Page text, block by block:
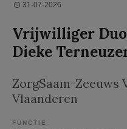
31-07-2026
Vrijwilliger
Dieke
ZorgSaam-Zeeuws
Vlaanderen
FUNCTIE